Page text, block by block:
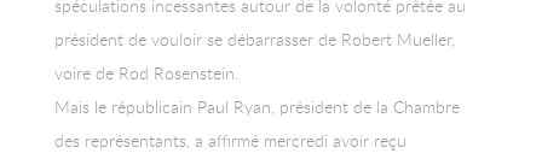
spéculations incessantes autour de la volonté prêtée au
président de vouloir se débarrasser de Robert Mueller,
voire de Rod Rosenstein.
Mais le républicain Paul Ryan, président de la Chambre
des représentants, a affirmé mercredi avoir reçu